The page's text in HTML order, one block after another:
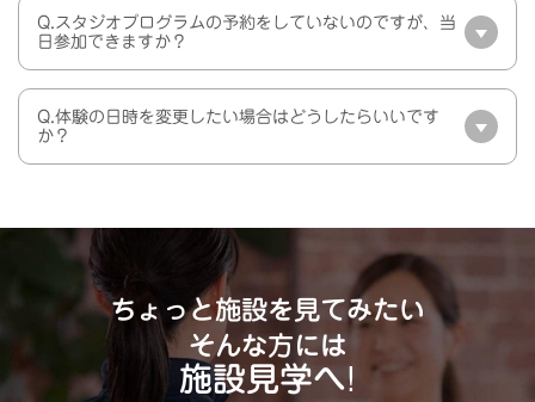
Q.スタジオプログラムの予約をしていないのですが、当
日参加できますか？
Q.体験の日時を変更したい場合はどうしたらいいです
か？
ちょっと施設を見てみたい
そんな方には
施設見学へ!